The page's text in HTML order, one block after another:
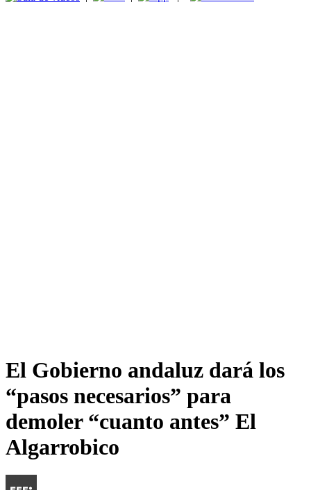
El Gobierno andaluz dará los
“pasos necesarios” para
demoler “cuanto antes” El
Algarrobico